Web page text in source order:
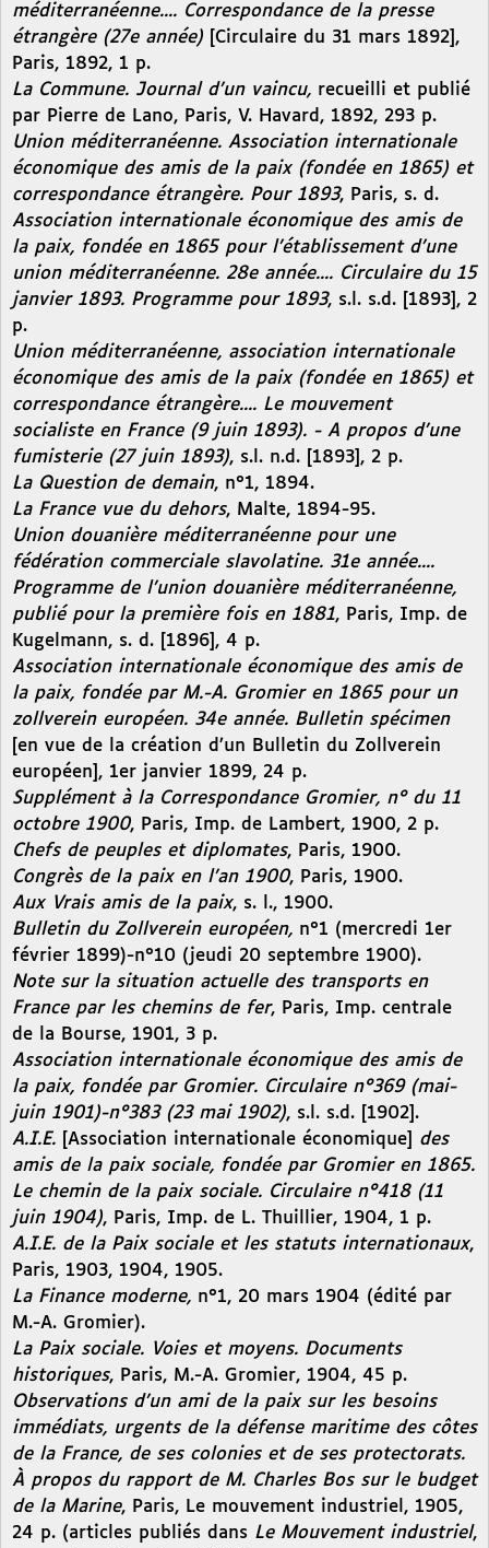
méditerranéenne.... Correspondance de la presse
étrangère (27e année) [Circulaire du 31 mars 1892],
Paris, 1892, 1 p.
La Commune. Journal d’un vaincu, recueilli et publié
par Pierre de Lano, Paris, V. Havard, 1892, 293 p.
Union méditerranéenne. Association internationale
économique des amis de la paix (fondée en 1865) et
correspondance étrangère. Pour 1893, Paris, s. d.
Association internationale économique des amis de
la paix, fondée en 1865 pour l’établissement d’une
union méditerranéenne. 28e année.... Circulaire du 15
janvier 1893. Programme pour 1893, s.l. s.d. [1893], 2
p.
Union méditerranéenne, association internationale
économique des amis de la paix (fondée en 1865) et
correspondance étrangère.... Le mouvement
socialiste en France (9 juin 1893). - A propos d’une
fumisterie (27 juin 1893), s.l. n.d. [1893], 2 p.
La Question de demain, n°1, 1894.
La France vue du dehors, Malte, 1894-95.
Union douanière méditerranéenne pour une
fédération commerciale slavolatine. 31e année....
Programme de l’union douanière méditerranéenne,
publié pour la première fois en 1881, Paris, Imp. de
Kugelmann, s. d. [1896], 4 p.
Association internationale économique des amis de
la paix, fondée par M.-A. Gromier en 1865 pour un
zollverein européen. 34e année. Bulletin spécimen
[en vue de la création d’un Bulletin du Zollverein
européen], 1er janvier 1899, 24 p.
Supplément à la Correspondance Gromier, n° du 11
octobre 1900, Paris, Imp. de Lambert, 1900, 2 p.
Chefs de peuples et diplomates, Paris, 1900.
Congrès de la paix en l’an 1900, Paris, 1900.
Aux Vrais amis de la paix, s. l., 1900.
Bulletin du Zollverein européen, n°1 (mercredi 1er
février 1899)-n°10 (jeudi 20 septembre 1900).
Note sur la situation actuelle des transports en
France par les chemins de fer, Paris, Imp. centrale
de la Bourse, 1901, 3 p.
Association internationale économique des amis de
la paix, fondée par Gromier. Circulaire n°369 (mai-
juin 1901)-n°383 (23 mai 1902), s.l. s.d. [1902].
A.I.E. [Association internationale économique] des
amis de la paix sociale, fondée par Gromier en 1865.
Le chemin de la paix sociale. Circulaire n°418 (11
juin 1904), Paris, Imp. de L. Thuillier, 1904, 1 p.
A.I.E. de la Paix sociale et les statuts internationaux,
Paris, 1903, 1904, 1905.
La Finance moderne, n°1, 20 mars 1904 (édité par
M.-A. Gromier).
La Paix sociale. Voies et moyens. Documents
historiques, Paris, M.-A. Gromier, 1904, 45 p.
Observations d’un ami de la paix sur les besoins
immédiats, urgents de la défense maritime des côtes
de la France, de ses colonies et de ses protectorats.
À propos du rapport de M. Charles Bos sur le budget
de la Marine, Paris, Le mouvement industriel, 1905,
24 p. (articles publiés dans Le Mouvement industriel,